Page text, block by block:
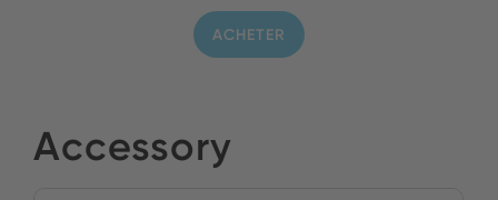
ACHETER
Accessory